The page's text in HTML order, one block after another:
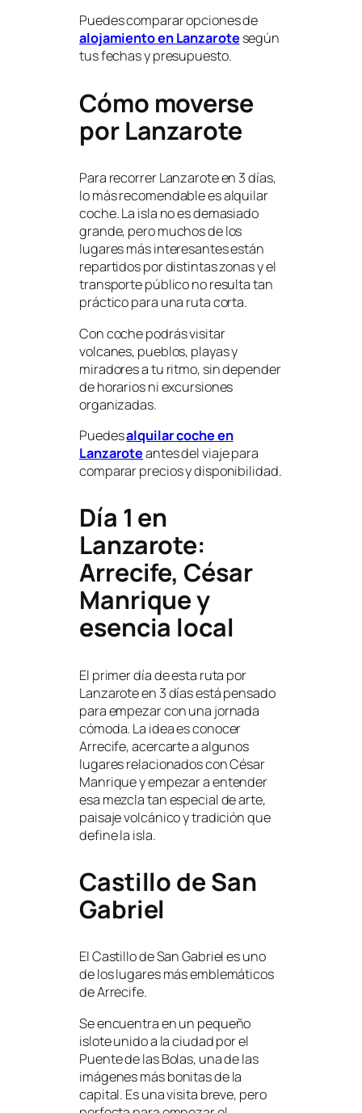
Puedes comparar opciones de
alojamiento en Lanzarotesegún
tus fechas y presupuesto.
Cómo moverse
por Lanzarote
Para recorrer Lanzarote en 3 días,
lo más recomendable es alquilar
coche. La isla no es demasiado
grande, pero muchos de los
lugares más interesantes están
repartidos por distintas zonas y el
transporte público no resulta tan
práctico para una ruta corta.
Con coche podrás visitar
volcanes, pueblos, playas y
miradores a tu ritmo, sin depender
de horarios ni excursiones
organizadas.
Puedesalquilar coche en
Lanzaroteantes del viaje para
comparar precios y disponibilidad.
Día 1 en
Lanzarote:
Arrecife, César
Manrique y
esencia local
El primer día de esta ruta por
Lanzarote en 3 días está pensado
para empezar con una jornada
cómoda. La idea es conocer
Arrecife, acercarte a algunos
lugares relacionados con César
Manrique y empezar a entender
esa mezcla tan especial de arte,
paisaje volcánico y tradición que
define la isla.
Castillo de San
Gabriel
El Castillo de San Gabriel es uno
de los lugares más emblemáticos
de Arrecife.
Se encuentra en un pequeño
islote unido a la ciudad por el
Puente de las Bolas, una de las
imágenes más bonitas de la
capital. Es una visita breve, pero